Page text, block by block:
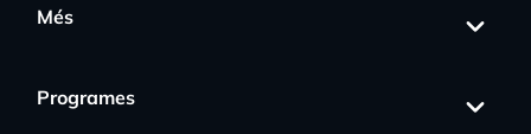
Més
Programes